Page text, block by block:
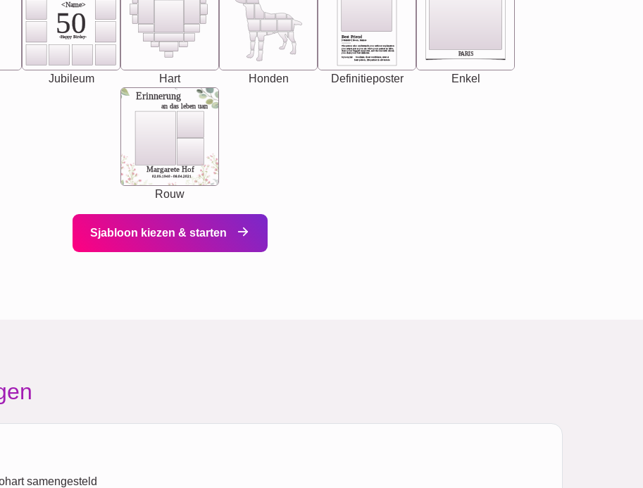
<Name>
50
-Happy Birday-
Jubileum Hart Honden
Best Friend
[<NAME>] Noun, feminie
Synonyms: Soulmate, closet confidante, sister at
heart person, life partner in adventure.
The person who understands you without explanation
you accepts just as you are. She's your partner in life's,
chaos your biggest supporter, and the one with whom
you share your best memories.
Definitieposter
PARIS
Enkel
Erinnerung
an das leben uan
Margarete Hof
02.05.1940 - 08.04.2021
Rouw
Sjabloon kiezen & starten
samengesteld